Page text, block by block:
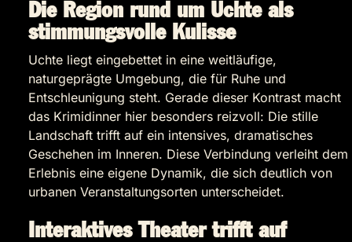
Die Region rund um Uchte als
stimmungsvolle Kulisse
Uchte liegt eingebettet in eine weitläufige,
naturgeprägte Umgebung, die für Ruhe und
Entschleunigung steht. Gerade dieser Kontrast macht
das Krimidinner hier besonders reizvoll: Die stille
Landschaft trifft auf ein intensives, dramatisches
Geschehen im Inneren. Diese Verbindung verleiht dem
Erlebnis eine eigene Dynamik, die sich deutlich von
urbanen Veranstaltungsorten unterscheidet.
Interaktives Theater trifft auf